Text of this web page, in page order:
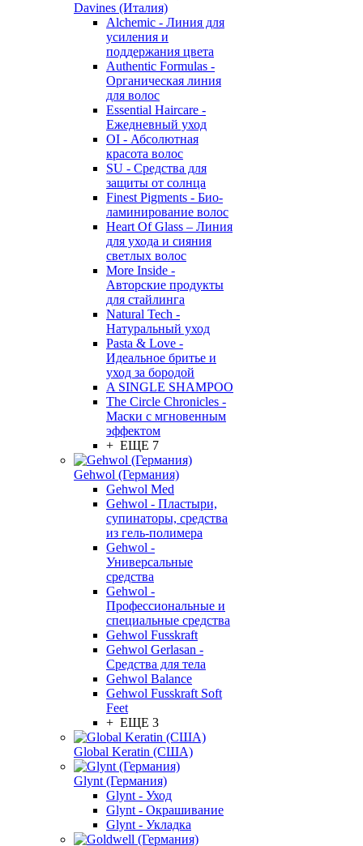
Davines (Италия)
Alchemic - Линия для
усиления и
поддержания цвета
Authentic Formulas -
Органическая линия
для волос
Essential Haircare -
Eжедневный уход
OI - Абсолютная
красота волос
SU - Средства для
защиты от солнца
Finest Pigments - Био-
ламинирование волос
Heart Of Glass – Линия
для ухода и сияния
светлых волос
More Inside -
Авторские продукты
для стайлинга
Natural Tech -
Натуральный уход
Pasta & Love -
Идеальное бритье и
уход за бородой
A SINGLE SHAMPOO
The Circle Chronicles -
Маски с мгновенным
эффектом
+ ЕЩЕ 7
Gehwol (Германия)
Gehwol Med
Gehwol - Пластыри,
супинаторы, средства
из гель-полимера
Gehwol -
Универсальные
средства
Gehwol -
Профессиональные и
специальные средства
Gehwol Fusskraft
Gehwol Gerlasan -
Средства для тела
Gehwol Balance
Gehwol Fusskraft Soft
Feet
+ ЕЩЕ 3
Global Keratin (США)
Glynt (Германия)
Glynt - Уход
Glynt - Окрашивание
Glynt - Укладка